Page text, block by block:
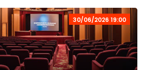
30/06/2026 19:00